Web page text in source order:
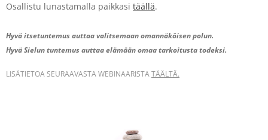
Osallistu lunastamalla paikkasi täällä.
Hyvä itsetuntemus auttaa valitsemaan omannäköisen polun.
Hyvä Sielun tuntemus auttaa elämään omaa tarkoitusta todeksi.
LISÄTIETOA SEURAAVASTA WEBINAARISTATÄÄLTÄ.